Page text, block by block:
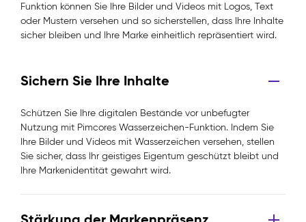
Funktion können Sie Ihre Bilder und Videos mit Logos, Text
oder Mustern versehen und so sicherstellen, dass Ihre Inhalte
sicher bleiben und Ihre Marke einheitlich repräsentiert wird.
Sichern Sie Ihre Inhalte
Schützen Sie Ihre digitalen Bestände vor unbefugter
Nutzung mit Pimcores Wasserzeichen-Funktion. Indem Sie
Ihre Bilder und Videos mit Wasserzeichen versehen, stellen
Sie sicher, dass Ihr geistiges Eigentum geschützt bleibt und
Ihre Markenidentität gewahrt wird.